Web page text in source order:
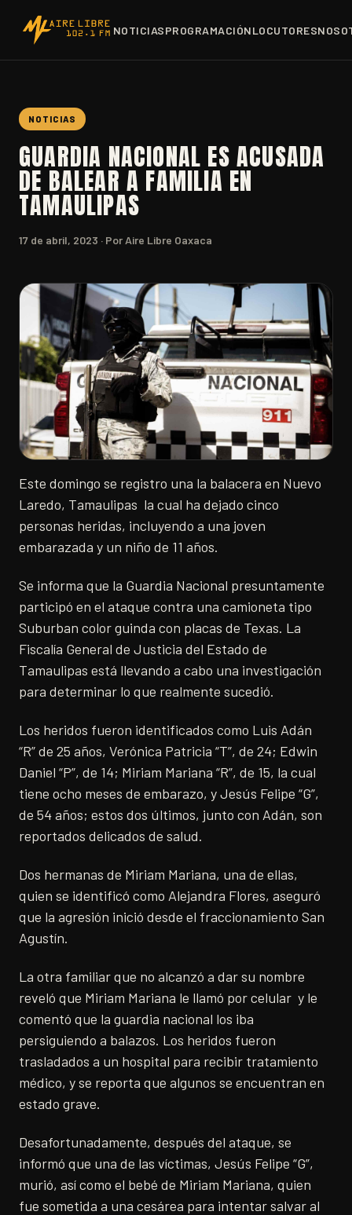
NOTICIASPROGRAMACIÓNLOCUTORES
NOTICIAS
GUARDIA NACIONAL ES ACUSADA
DE BALEAR A FAMILIA EN
TAMAULIPAS
17 de abril, 2023 · Por Aire Libre Oaxaca
Este domingo se registro una la balacera en Nuevo
Laredo, Tamaulipas la cual ha dejado cinco
personas heridas, incluyendo a una joven
embarazada y un niño de 11 años.
Se informa que la Guardia Nacional presuntamente
participó en el ataque contra una camioneta tipo
Suburban color guinda con placas de Texas. La
Fiscalía General de Justicia del Estado de
Tamaulipas está llevando a cabo una investigación
para determinar lo que realmente sucedió.
Los heridos fueron identificados como Luis Adán
“R” de 25 años, Verónica Patricia “T”, de 24; Edwin
Daniel “P”, de 14; Miriam Mariana “R”, de 15, la cual
tiene ocho meses de embarazo, y Jesús Felipe “G”,
de 54 años; estos dos últimos, junto con Adán, son
reportados delicados de salud.
Dos hermanas de Miriam Mariana, una de ellas,
quien se identificó como Alejandra Flores, aseguró
que la agresión inició desde el fraccionamiento San
Agustín.
La otra familiar que no alcanzó a dar su nombre
reveló que Miriam Mariana le llamó por celular y le
comentó que la guardia nacional los iba
persiguiendo a balazos. Los heridos fueron
trasladados a un hospital para recibir tratamiento
médico, y se reporta que algunos se encuentran en
estado grave.
Desafortunadamente, después del ataque, se
informó que una de las víctimas, Jesús Felipe “G”,
murió, así como el bebé de Miriam Mariana, quien
fue sometida a una cesárea para intentar salvar al